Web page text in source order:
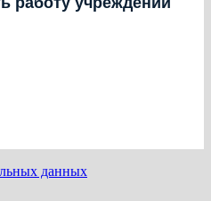
данных